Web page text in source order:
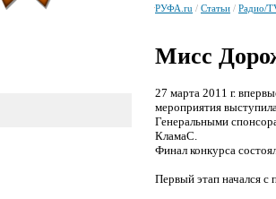
РУФА.ru / Статьи / Радио/
Мисс
27 марта 2011 г.
мероприятия
Генеральными
КламаС.
Финал конкурса
Первый этап начался